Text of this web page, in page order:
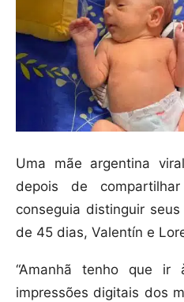
Uma mãe argentina
depois de
conseguia distinguir
de 45 dias, Valentín e
“Amanhã tenho que
impressões digitais dos